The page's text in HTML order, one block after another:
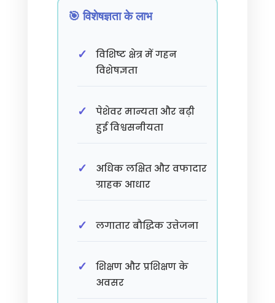
🎯 विशेषज्ञता के लाभ
विशिष्ट क्षेत्र में गहन
विशेषज्ञता
पेशेवर मान्यता और बढ़ी
हुई विश्वसनीयता
अधिक लक्षित और वफादार
ग्राहक आधार
लगातार बौद्धिक उत्तेजना
शिक्षण और प्रशिक्षण के
अवसर